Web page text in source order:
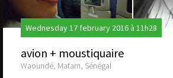
Wednesday 17 february 2016 à 11h28
avion + moustiquaire
Waoundé, Matam, Sénégal